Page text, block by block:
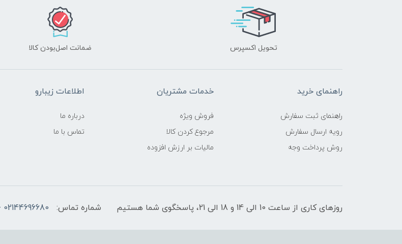
تحویل اکسپرس ضمانت اصل‌بودن کالا
راهنمای خرید
راهنمای ثبت سفارش
رویه ارسال سفارش
روش پرداخت وجه
خدمات مشتریان
فروش ویژه
مرجوع کردن کالا
مالیات بر ارزش افزوده
اطلاعات زیبارو
درباره ما
تماس با ما
روزهای کاری از ساعت 10 الی 14 و 18 الی 21، پاسخگوی شما هستیم شماره تماس: 02144696680 - 09024148826